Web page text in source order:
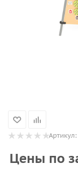
Артикул:
Цены по